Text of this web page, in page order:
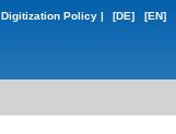
Digitization Policy | [DE] [EN]